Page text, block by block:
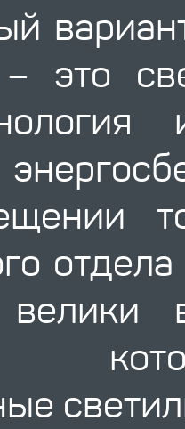
это
велики